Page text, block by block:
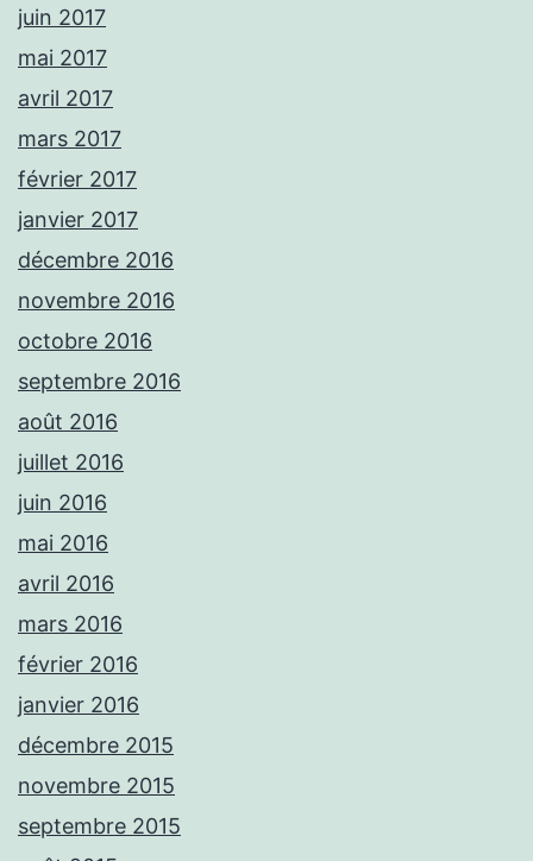
juin 2017
mai 2017
avril 2017
mars 2017
février 2017
janvier 2017
décembre 2016
novembre 2016
octobre 2016
septembre 2016
août 2016
juillet 2016
juin 2016
mai 2016
avril 2016
mars 2016
février 2016
janvier 2016
décembre 2015
novembre 2015
septembre 2015